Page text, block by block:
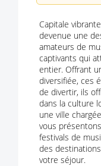
Capitale
devenue une
amateurs de
captivants qui
entier. Offrant
diversifiée, ces
de divertir, ils
dans la culture
une ville
vous
festivals de
des
votre séjour.